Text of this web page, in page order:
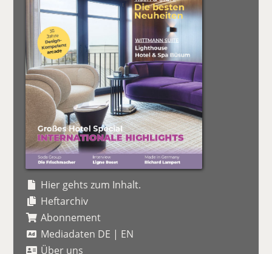
Hier gehts zum Inhalt.
Heftarchiv
Abonnement
Mediadaten DE | EN
Über uns